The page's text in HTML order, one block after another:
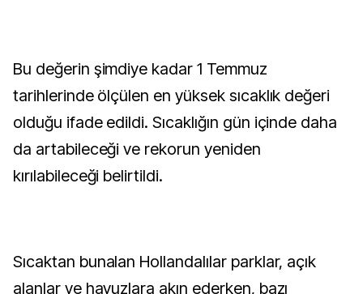
Bu değerin şimdiye kadar 1 Temmuz
tarihlerinde ölçülen en yüksek sıcaklık değeri
olduğu ifade edildi. Sıcaklığın gün içinde daha
da artabileceği ve rekorun yeniden
kırılabileceği belirtildi.
Sıcaktan bunalan Hollandalılar parklar, açık
alanlar ve havuzlara akın ederken, bazı